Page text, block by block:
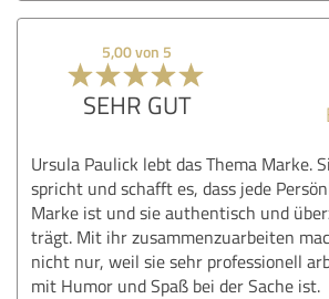
5,00 von 5
SEHR GUT
Ursula Paulick lebt das Thema Marke.
spricht und schafft es, dass jede
Marke ist und sie authentisch und
trägt. Mit ihr zusammenzuarbeiten
nicht nur, weil sie sehr professionell
mit Humor und Spaß bei der Sache ist.